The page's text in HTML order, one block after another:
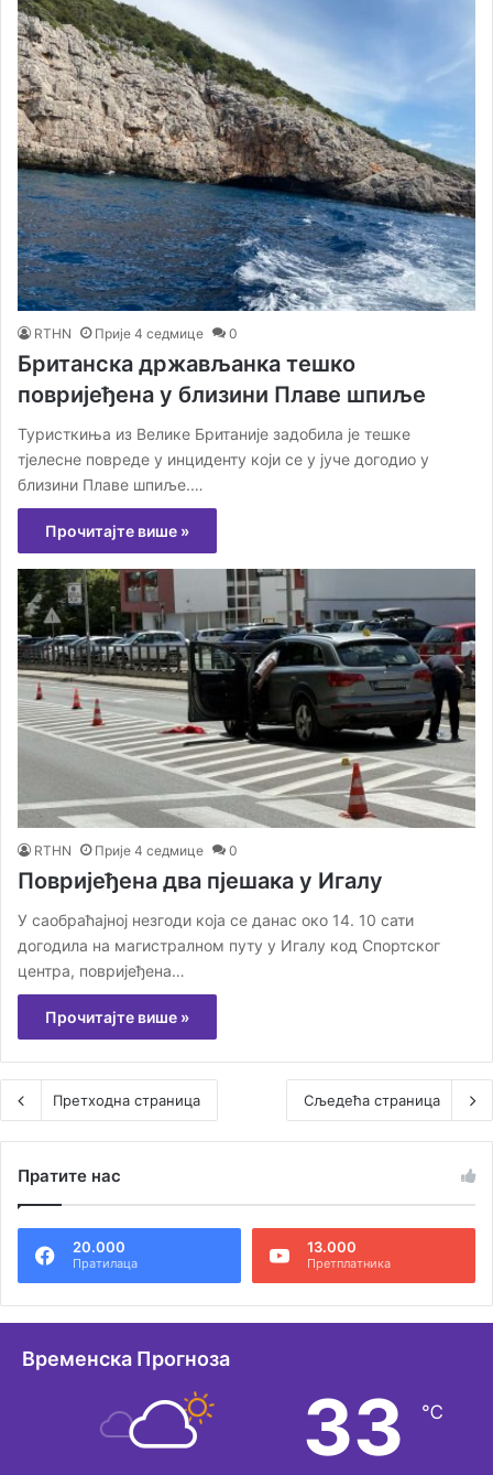
RTHN Прије 4 седмице 0
Британска држављанка тешко
повријеђена у близини Плаве шпиље
Туристкиња из Велике Британије задобила је тешке
тјелесне повреде у инциденту који се у јуче догодио у
близини Плаве шпиље.…
Прочитајте више »
RTHN Прије 4 седмице 0
Повријеђена два пјешака у Игалу
У саобраћајној незгоди која се данас око 14. 10 сати
догодила на магистралном путу у Игалу код Спортског
центра, повријеђена…
Прочитајте више »
Претходна страница Сљедећа страница
Пратите нас
20.000
Пратилаца
13.000
Претплатника
Временска Прогноза
33 ℃